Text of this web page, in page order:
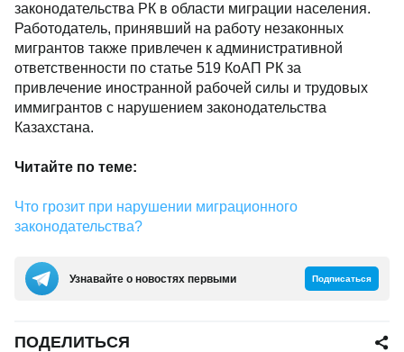
законодательства РК в области миграции населения.
Работодатель, принявший на работу незаконных
мигрантов также привлечен к административной
ответственности по статье 519 КоАП РК за
привлечение иностранной рабочей силы и трудовых
иммигрантов с нарушением законодательства
Казахстана.
Читайте по теме:
Что грозит при нарушении миграционного
законодательства?
Узнавайте о новостях первыми Подписаться
ПОДЕЛИТЬСЯ